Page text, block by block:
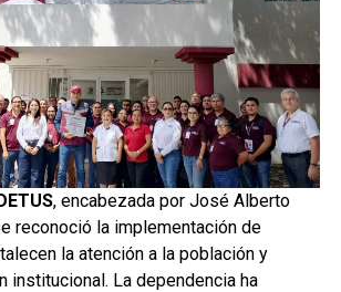
, encabezada por José Alberto
reconoció la implementación de
la atención a la población y
institucional. La dependencia ha